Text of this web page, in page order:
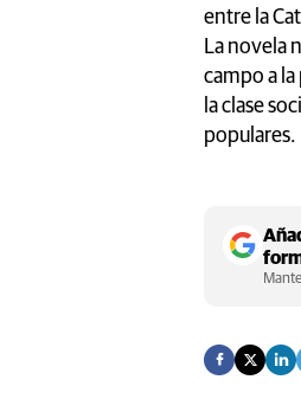
entre la
La novela
campo a
la clase
populares.